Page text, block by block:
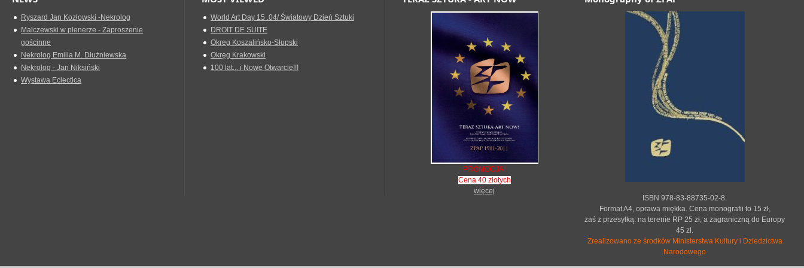
Ryszard Jan Kozłowski -Nekrolog
Malczewski w plenerze - Zaproszenie
gościnne
Nekrolog Emilia M. Dłużniewska
Nekrolog - Jan Niksiński
Wystawa Eclectica
World Art Day 15 .04/ Światowy Dzień Sztuki
DROIT DE SUITE
Okreg Koszalińsko-Słupski
Okręg Krakowski
100 lat... i Nowe Otwarcie!!!
PROMOCJA!
Cena 40 złotych
więcej
ISBN 978-83-88735-02-8.
Format A4, oprawa miękka. Cena monografii to 15 zł,
zaś z przesyłką: na terenie RP 25 zł; a zagraniczną do Europy
45 zł.
Zrealizowano ze środków Ministerstwa Kultury i Dziedzictwa
Narodowego